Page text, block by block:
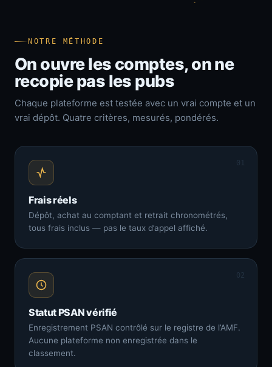
NOTRE MÉTHODE
On ouvre les comptes, on ne
recopie pas les pubs
Chaque plateforme est testée avec un vrai compte et un
vrai dépôt. Quatre critères, mesurés, pondérés.
01
Frais réels
Dépôt, achat au comptant et retrait chronométrés,
tous frais inclus — pas le taux d’appel affiché.
02
Statut PSAN vérifié
Enregistrement PSAN contrôlé sur le registre de l’AMF.
Aucune plateforme non enregistrée dans le
classement.